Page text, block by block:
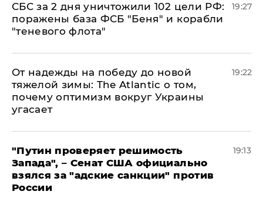
СБС за 2 дня уничтожили 102 цели РФ:
поражены база ФСБ "Беня" и корабли
"теневого флота"
19:27
От надежды на победу до новой
тяжелой зимы: The Atlantic о том,
почему оптимизм вокруг Украины
угасает
19:22
"Путин проверяет решимость
Запада", – Сенат США официально
взялся за "адские санкции" против
России
19:13